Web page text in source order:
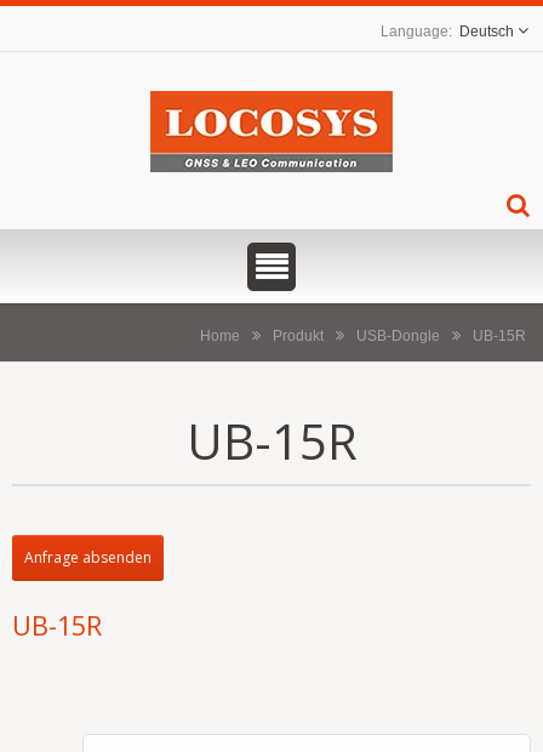
Deutsch
Home Produkt USB-Dongle UB-15R
UB-15R
Anfrage absenden
UB-15R